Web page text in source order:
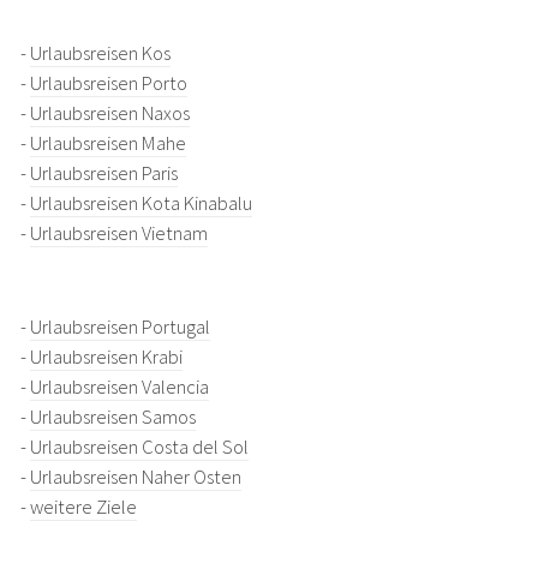
-Urlaubsreisen Kos
-Urlaubsreisen Porto
-Urlaubsreisen Naxos
-Urlaubsreisen Mahe
-Urlaubsreisen Paris
-Urlaubsreisen Kota Kinabalu
-Urlaubsreisen Vietnam
-Urlaubsreisen Portugal
-Urlaubsreisen Krabi
-Urlaubsreisen Valencia
-Urlaubsreisen Samos
-Urlaubsreisen Costa del Sol
-Urlaubsreisen Naher Osten
-weitere Ziele